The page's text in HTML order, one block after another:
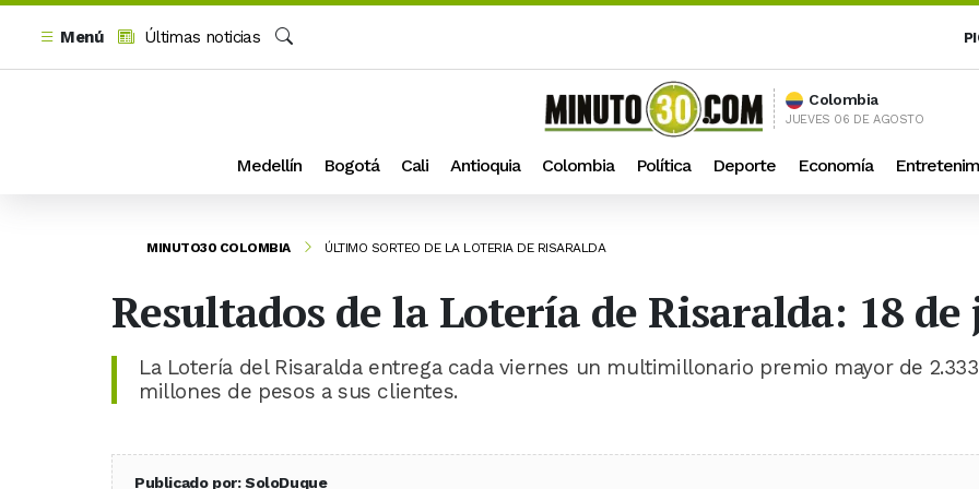
Menú
Últimas noticias
Colombia
JUEVES 06 DE AGOSTO
Medellín Bogotá Cali Antioquia Colombia Política Deporte Economía
MINUTO30 COLOMBIA ÚLTIMO SORTEO DE LA LOTERIA DE RISARALDA
Resultados de la Lotería de Risaralda: 18
La Lotería del Risaralda entrega cada viernes un multimillonario premio mayor de 2.333
millones de pesos a sus clientes.
Publicado por: SoloDuque